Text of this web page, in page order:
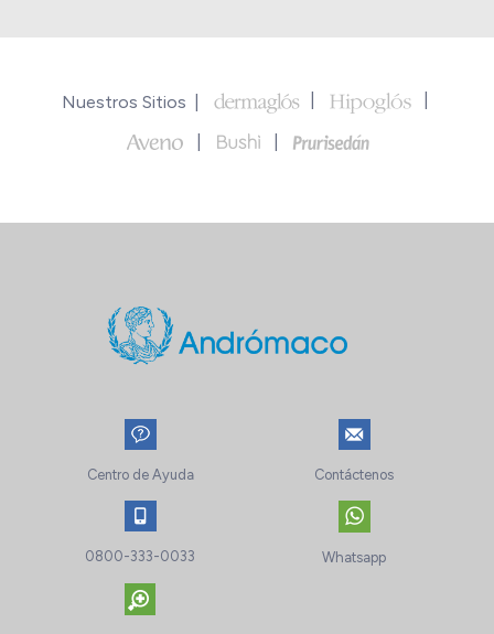
Nuestros Sitios
Centro de Ayuda Contáctenos
0800-333-0033 Whatsapp